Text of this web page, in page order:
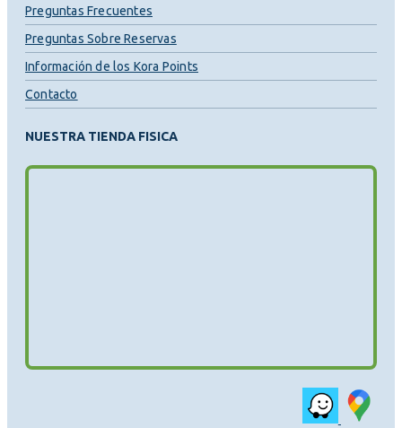
Preguntas Frecuentes
Preguntas Sobre Reservas
Información de los Kora Points
Contacto
NUESTRA TIENDA FISICA